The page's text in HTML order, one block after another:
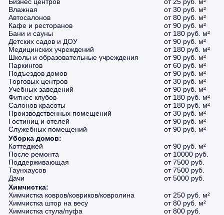
Влажная
от 30 руб. м²
Автосалонов
от 80 руб. м²
Кафе и ресторанов
от 90 руб. м²
Бани и сауны
от 180 руб. м²
Детских садов и ДОУ
от 90 руб. м²
Медицинских учреждений
от 180 руб. м²
Школы и образовательные учреждения
от 90 руб. м²
Паркингов
от 60 руб. м²
Подъездов домов
от 90 руб. м²
Торговых центров
от 30 руб. м²
Учебных заведений
от 90 руб. м²
Фитнес клубов
от 180 руб. м²
Салонов красоты
от 180 руб. м²
Производственных помещений
от 30 руб. м²
Гостиниц и отелей
от 90 руб. м²
Служебных помещений
от 90 руб. м²
Уборка домов:
Коттеджей
от 90 руб. м²
После ремонта
от 10000 руб.
Поддерживающая
от 7500 руб.
Таунхаусов
от 7500 руб.
Дачи
от 5000 руб.
Химчистка:
Химчистка ковров/ковриков/ковролина
от 250 руб. м²
Химчистка штор на весу
от 80 руб. м²
Химчистка стула/пуфа
от 800 руб.